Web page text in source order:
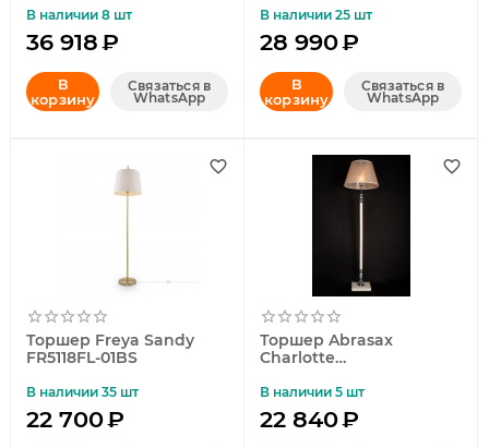
В наличии 8 шт
36 918₽
В
корзину
Связаться в
WhatsApp
В наличии 25 шт
28 990₽
В
корзину
Связаться в
WhatsApp
Торшер Freya Sandy
FR5118FL-01BS
В наличии 35 шт
22 700₽
Торшер Abrasax
Charlotte
В наличии 5 шт
22 840₽